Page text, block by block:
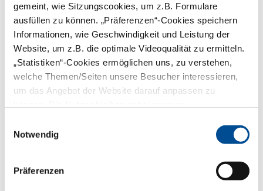
gemeint, wie Sitzungscookies, um z.B. Formulare
ausfüllen zu können. „Präferenzen“-Cookies speichern
Informationen, wie Geschwindigkeit und Leistung der
Website, um z.B. die optimale Videoqualität zu ermitteln.
„Statistiken“-Cookies ermöglichen uns, zu verstehen,
welche Themen/Seiten unsere Besucher interessieren,
um das Angebot der Website darauf anpassen zu
Notwendig
Präferenzen
Coronatests können seit dem 1. März
2023 nicht mehr auf Grundlage der
Coronavirus-Testverordnung
in
Anspruch genommen und durchgeführt
werden. Dies gilt nicht nur für
„Bürgertestungen“, sondern
beispielsweise auch für die Beschaffung
Eigenanwendung für die Testung des
Abrechnung der bis
beschafften Sachkosten